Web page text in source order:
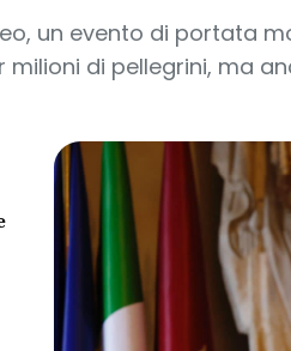
un evento di portata
di pellegrini, ma